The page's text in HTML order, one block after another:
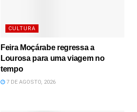
CULTURA
Feira Moçárabe regressa a
Lourosa para uma viagem no
tempo
7 DE AGOSTO, 2026